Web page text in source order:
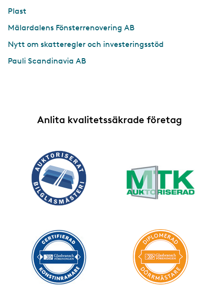
Plast
Mälardalens Fönsterrenovering AB
Nytt om skatteregler och investeringsstöd
Pauli Scandinavia AB
Anlita kvalitetssäkrade företag